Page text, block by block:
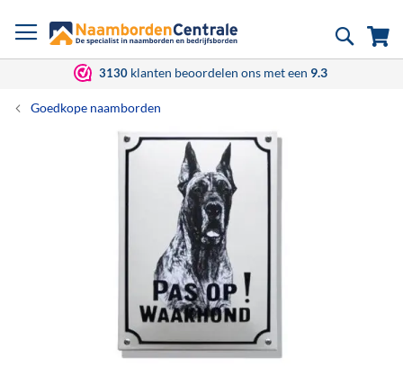
naar
Zoek
3130 klanten beoordelen ons met een 9.3
Goedkope naamborden